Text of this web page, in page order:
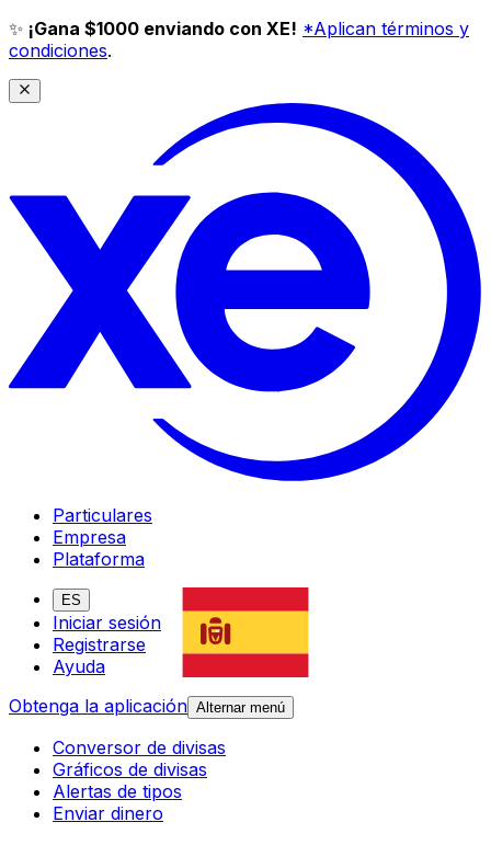
✨ ¡Gana $1000 enviando con XE! *Aplican términos y
condiciones.
Particulares
Empresa
Plataforma
ES
Iniciar sesión
Registrarse
Ayuda
Obtenga la aplicación Alternar menú
Conversor de divisas
Gráficos de divisas
Alertas de tipos
Enviar dinero